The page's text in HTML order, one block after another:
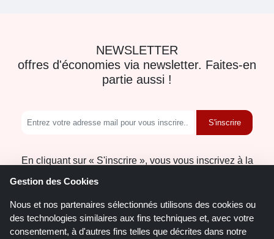
NEWSLETTER
offres d'économies via newsletter. Faites-en
partie aussi !
S'inscrire
En cliquant sur « S'inscrire », vous vous inscrivez à la
des données.
Gestion des Cookies
Nous et nos partenaires sélectionnés utilisons des cookies ou
des technologies similaires aux fins techniques et, avec votre
consentement, à d'autres fins telles que décrites dans notre